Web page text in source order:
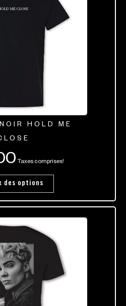
HOLD ME
Taxes comprises!
des options